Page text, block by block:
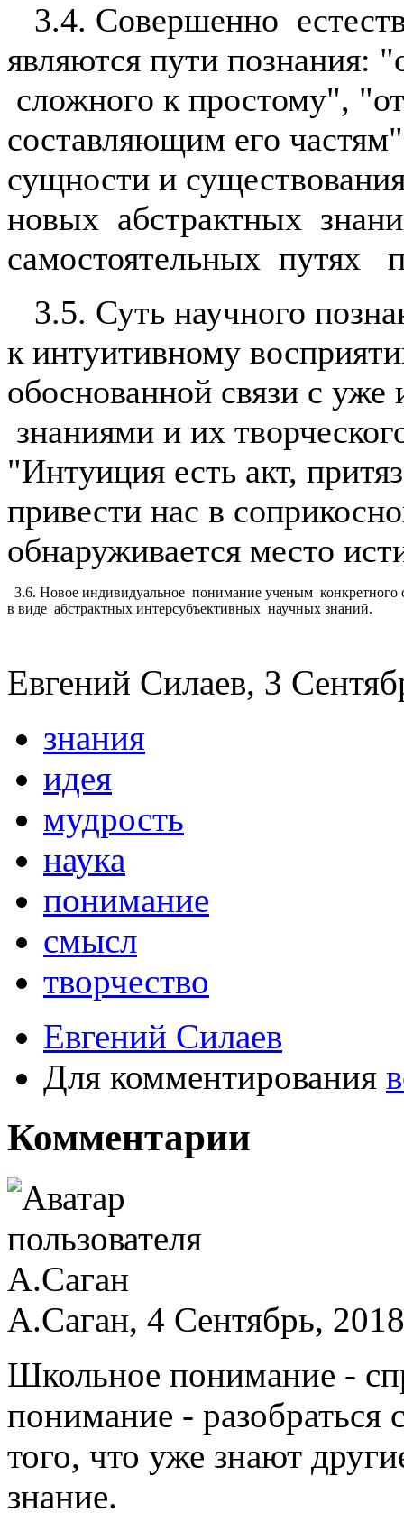
3.4. Совершенно
являются пути познания:
сложного к простому",
составляющим его
сущности и
новых абстрактных
самостоятельных путях
3.5. Суть научного
к интуитивному
обоснованной связи с
знаниями и их
"Интуиция есть акт,
привести нас в
обнаруживается место
3.6. Новое индивидуальное понимание ученым
в виде абстрактных интерсубъективных научных знаний.
Евгений Силаев, 3
знания
идея
мудрость
наука
понимание
смысл
творчество
Евгений Силаев
Для комментирования
Комментарии
А.Саган, 4 Сентябрь,
Школьное понимание -
понимание - разобраться
того, что уже знают
знание.